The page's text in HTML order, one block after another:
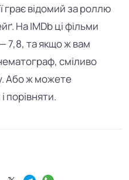
грає відомий за роллю
На IMDb ці фільми
7,8, та якщо ж вам
сміливо
Або ж можете
порівняти.